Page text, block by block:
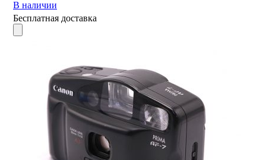
В наличии
Бесплатная доставка